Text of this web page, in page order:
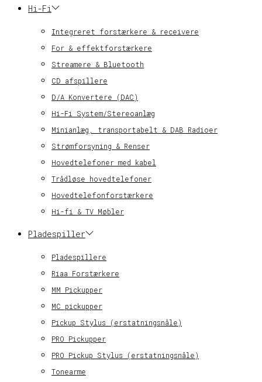
Hi-Fi
Integreret forstærkere & receivere
For & effektforstærkere
Streamere & Bluetooth
CD afspillere
D/A Konvertere (DAC)
Hi-Fi System/Stereoanlæg
Minianlæg, transportabelt & DAB Radioer
Strømforsyning & Renser
Hovedtelefoner med kabel
Trådløse hovedtelefoner
Hovedtelefonforstærkere
Hi-fi & TV Møbler
Pladespiller
Pladespillere
Riaa Forstærkere
MM Pickupper
MC pickupper
Pickup Stylus (erstatningsnåle)
PRO Pickupper
PRO Pickup Stylus (erstatningsnåle)
Tonearme